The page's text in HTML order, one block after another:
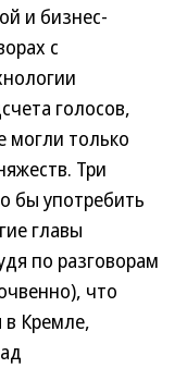
и бизнес-
с
голосов,
могли только
Три
бы употребить
главы
по разговорам
что
в Кремле,